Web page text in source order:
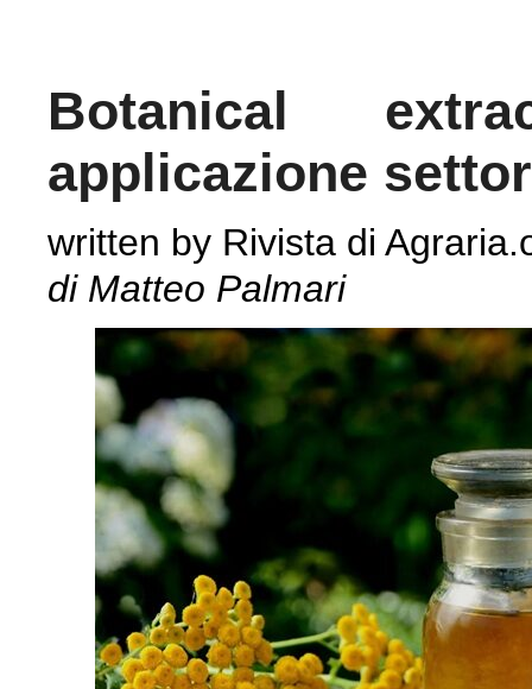
Botanical
applicazione
written by Rivista di
di Matteo Palmari